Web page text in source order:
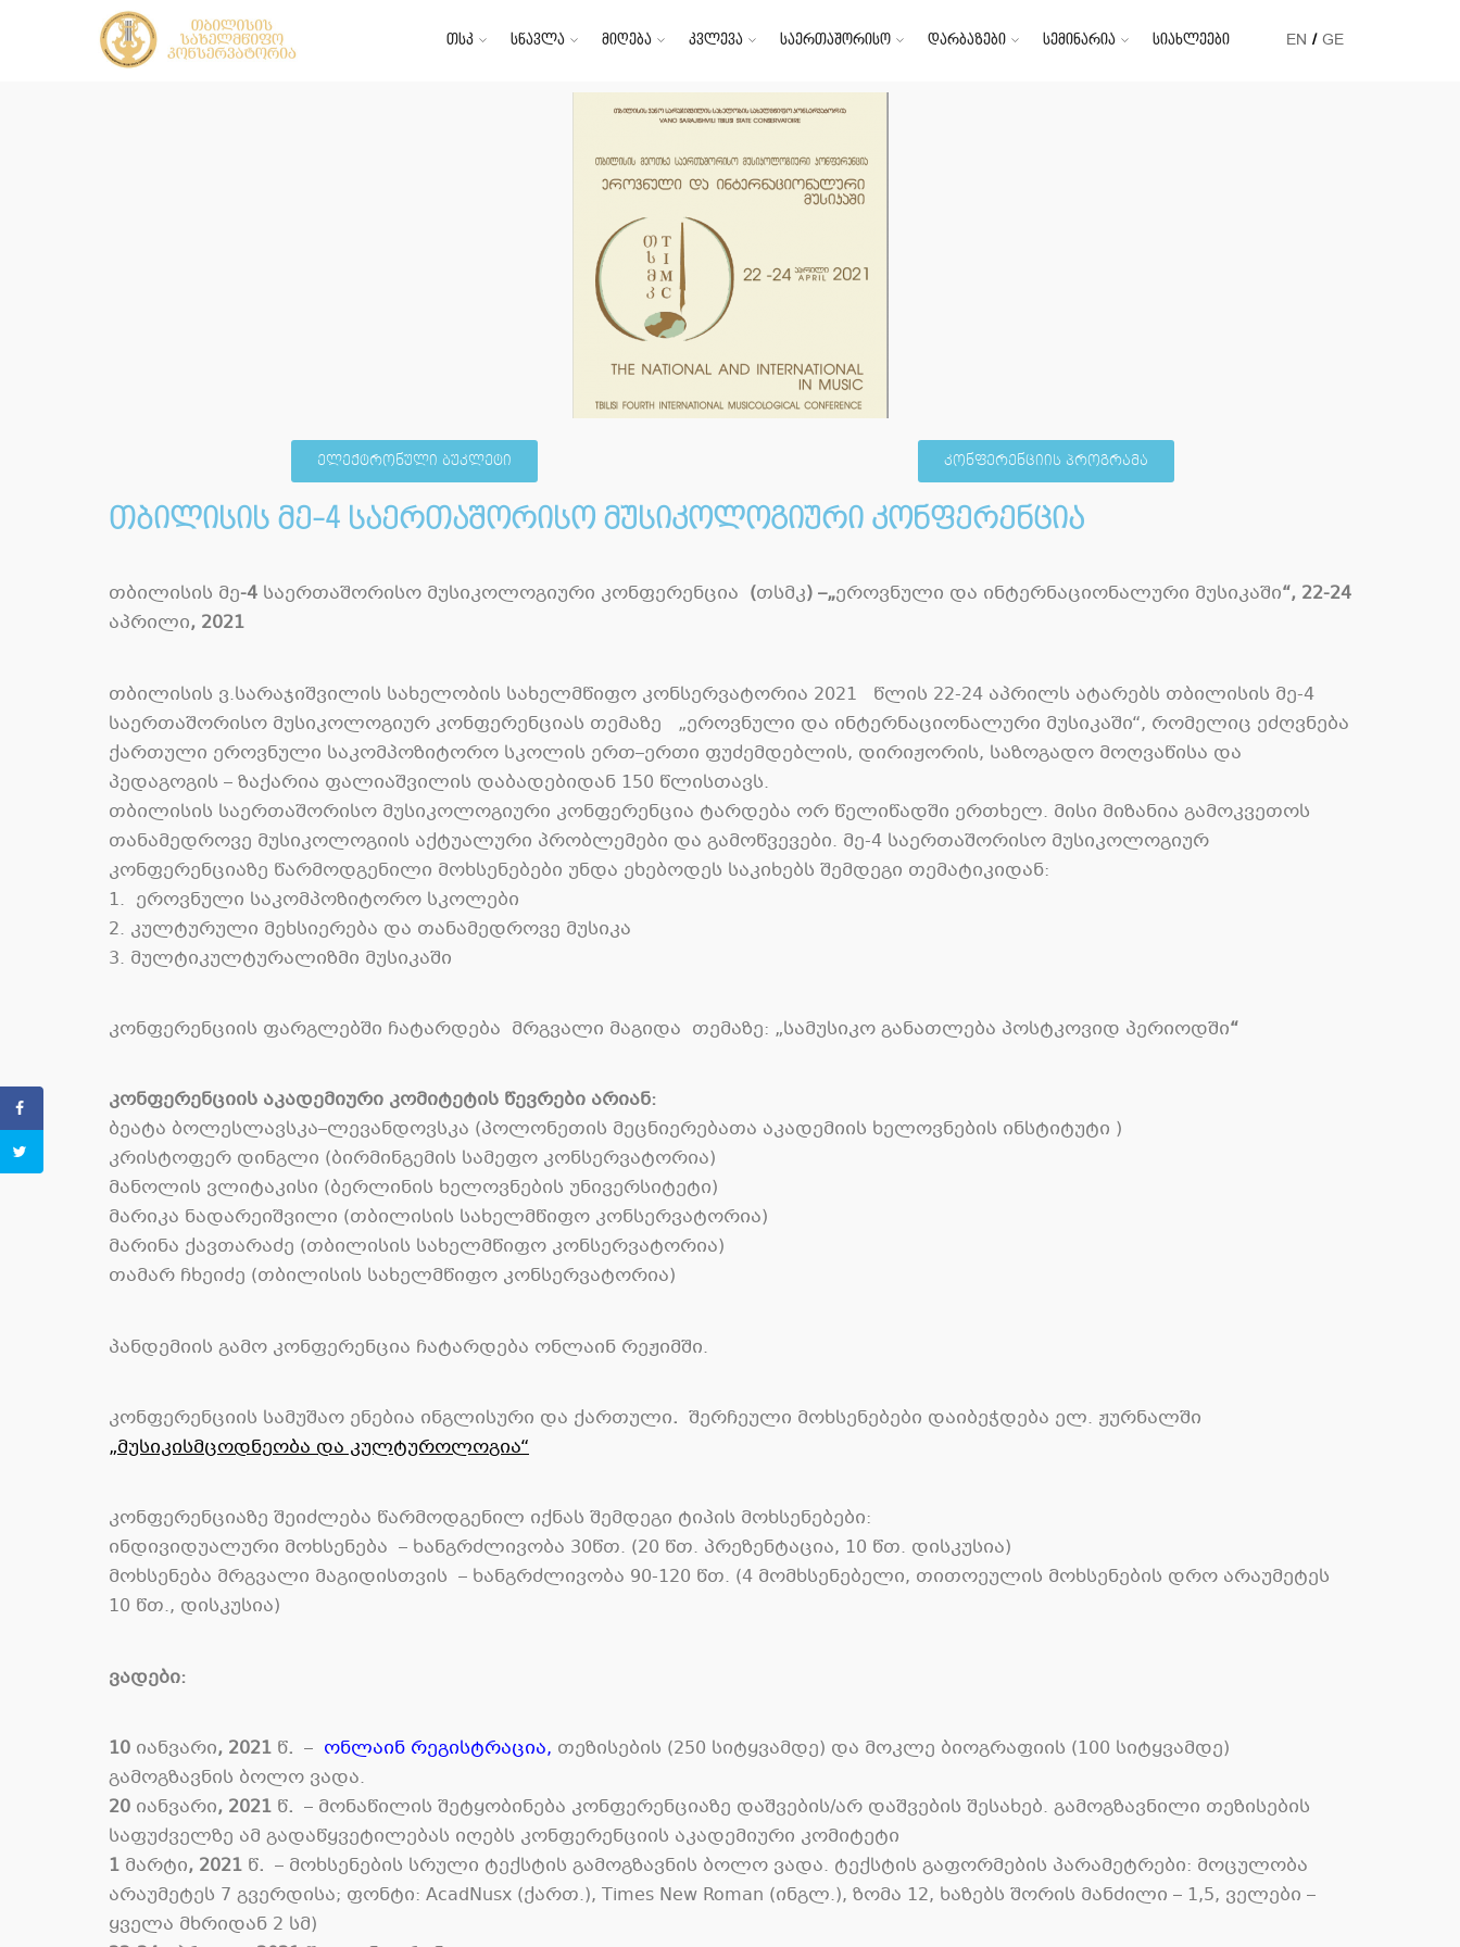
თსკ სწავლა მიღება კვლევა საერთაშორისო დარბაზები სემინარია სიახლეები EN GE
ელექტრონული ბუკლეტი კონფერენციის პროგრამა
თბილისის მე-4 საერთაშორისო მუსიკოლოგიური კონფერენცია
თბილისის მე-4 საერთაშორისო მუსიკოლოგიური კონფერენცია (თსმკ) –„ეროვნული და ინტერნაციონალური მუსიკაში“, 22-24
აპრილი, 2021
თბილისის ვ.სარაჯიშვილის სახელობის სახელმწიფო კონსერვატორია 2021 წლის 22-24 აპრილს ატარებს თბილისის მე-4
საერთაშორისო მუსიკოლოგიურ კონფერენციას თემაზე „ეროვნული და ინტერნაციონალური მუსიკაში“, რომელიც ეძღვნება
ქართული ეროვნული საკომპოზიტორო სკოლის ერთ–ერთი ფუძემდებლის, დირიჟორის, საზოგადო მოღვაწისა და
პედაგოგის – ზაქარია ფალიაშვილის დაბადებიდან 150 წლისთავს.
თბილისის საერთაშორისო მუსიკოლოგიური კონფერენცია ტარდება ორ წელიწადში ერთხელ. მისი მიზანია გამოკვეთოს
თანამედროვე მუსიკოლოგიის აქტუალური პრობლემები და გამოწვევები. მე-4 საერთაშორისო მუსიკოლოგიურ
კონფერენციაზე წარმოდგენილი მოხსენებები უნდა ეხებოდეს საკიხებს შემდეგი თემატიკიდან:
1. ეროვნული საკომპოზიტორო სკოლები
2. კულტურული მეხსიერება და თანამედროვე მუსიკა
3. მულტიკულტურალიზმი მუსიკაში
კონფერენციის ფარგლებში ჩატარდება მრგვალი მაგიდა თემაზე: „სამუსიკო განათლება პოსტკოვიდ პერიოდში“
კონფერენციის აკადემიური კომიტეტის წევრები არიან:
ბეატა ბოლესლავსკა–ლევანდოვსკა (პოლონეთის მეცნიერებათა აკადემიის ხელოვნების ინსტიტუტი )
კრისტოფერ დინგლი (ბირმინგემის სამეფო კონსერვატორია)
მანოლის ვლიტაკისი (ბერლინის ხელოვნების უნივერსიტეტი)
მარიკა ნადარეიშვილი (თბილისის სახელმწიფო კონსერვატორია)
მარინა ქავთარაძე (თბილისის სახელმწიფო კონსერვატორია)
თამარ ჩხეიძე (თბილისის სახელმწიფო კონსერვატორია)
პანდემიის გამო კონფერენცია ჩატარდება ონლაინ რეჟიმში.
კონფერენციის სამუშაო ენებია ინგლისური და ქართული. შერჩეული მოხსენებები დაიბეჭდება ელ. ჟურნალში
„მუსიკისმცოდნეობა და კულტუროლოგია“
კონფერენციაზე შეიძლება წარმოდგენილ იქნას შემდეგი ტიპის მოხსენებები:
ინდივიდუალური მოხსენება – ხანგრძლივობა 30წთ. (20 წთ. პრეზენტაცია, 10 წთ. დისკუსია)
მოხსენება მრგვალი მაგიდისთვის – ხანგრძლივობა 90-120 წთ. (4 მომხსენებელი, თითოეულის მოხსენების დრო არაუმეტეს
10 წთ., დისკუსია)
ვადები:
10 იანვარი, 2021 წ. – ონლაინ რეგისტრაცია, თეზისების (250 სიტყვამდე) და მოკლე ბიოგრაფიის (100 სიტყვამდე)
გამოგზავნის ბოლო ვადა.
20 იანვარი, 2021 წ. – მონაწილის შეტყობინება კონფერენციაზე დაშვების/არ დაშვების შესახებ. გამოგზავნილი თეზისების
საფუძველზე ამ გადაწყვეტილებას იღებს კონფერენციის აკადემიური კომიტეტი
1 მარტი, 2021 წ. – მოხსენების სრული ტექსტის გამოგზავნის ბოლო ვადა. ტექსტის გაფორმების პარამეტრები: მოცულობა
არაუმეტეს 7 გვერდისა; ფონტი: AcadNusx (ქართ.), Times New Roman (ინგლ.), ზომა 12, ხაზებს შორის მანძილი – 1,5, ველები –
ყველა მხრიდან 2 სმ)